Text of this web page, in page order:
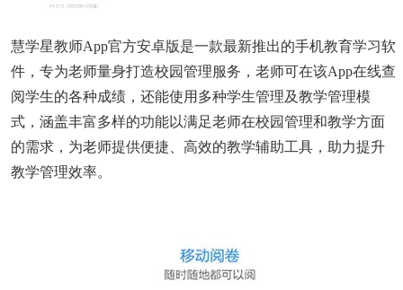
慧学星教师app官方安卓版是一款最新推出的手机教育学习软
件，专为老师量身打造校园管理服务，老师可在该app在线查
阅学生的各种成绩，还能使用多种学生管理及教学管理模
式，涵盖丰富多样的功能以满足老师在校园管理和教学方面
的需求，为老师提供便捷、高效的教学辅助工具，助力提升
教学管理效率。